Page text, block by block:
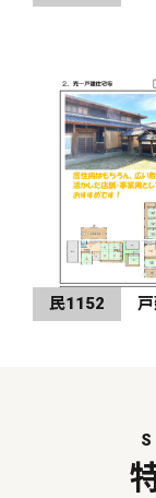
民1152